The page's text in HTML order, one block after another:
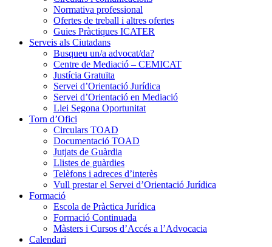
Normativa professional
Ofertes de treball i altres ofertes
Guies Pràctiques ICATER
Serveis als Ciutadans
Busqueu un/a advocat/da?
Centre de Mediació – CEMICAT
Justícia Gratuïta
Servei d’Orientació Jurídica
Servei d’Orientació en Mediació
Llei Segona Oportunitat
Torn d’Ofici
Circulars TOAD
Documentació TOAD
Jutjats de Guàrdia
Llistes de guàrdies
Telèfons i adreces d’interès
Vull prestar el Servei d’Orientació Jurídica
Formació
Escola de Pràctica Jurídica
Formació Continuada
Màsters i Cursos d’Accés a l’Advocacia
Calendari